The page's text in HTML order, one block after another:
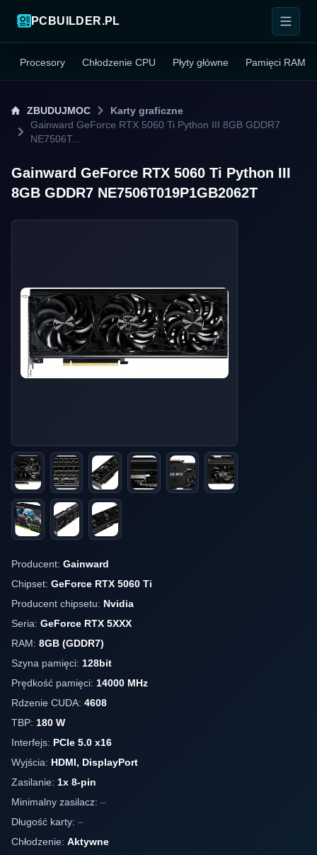
PCBUILDER.PL
Procesory Chłodzenie CPU Płyty główne Pamięci RAM
ZBUDUJMOC
Karty graficzne
Gainward GeForce RTX 5060 Ti Python III 8GB GDDR7
NE7506T...
Gainward GeForce RTX 5060 Ti Python III
8GB GDDR7 NE7506T019P1GB2062T
Producent: Gainward
Chipset: GeForce RTX 5060 Ti
Producent chipsetu: Nvidia
Seria: GeForce RTX 5XXX
RAM: 8GB (GDDR7)
Szyna pamięci: 128bit
Prędkość pamięci: 14000 MHz
Rdzenie CUDA: 4608
TBP: 180 W
Interfejs: PCIe 5.0 x16
Wyjścia: HDMI, DisplayPort
Zasilanie: 1x 8-pin
Minimalny zasilacz: –
Długość karty: –
Chłodzenie: Aktywne